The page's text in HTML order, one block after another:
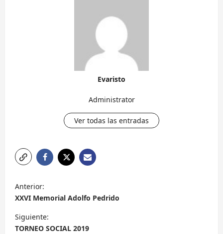
Evaristo
Administrator
Ver todas las entradas
a
v
e
Anterior:
XXVI Memorial Adolfo Pedrido
Siguiente:
TORNEO SOCIAL 2019